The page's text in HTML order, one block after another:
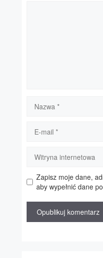
mail
internetowa
Zapisz moje dane,
aby wypełnić dane